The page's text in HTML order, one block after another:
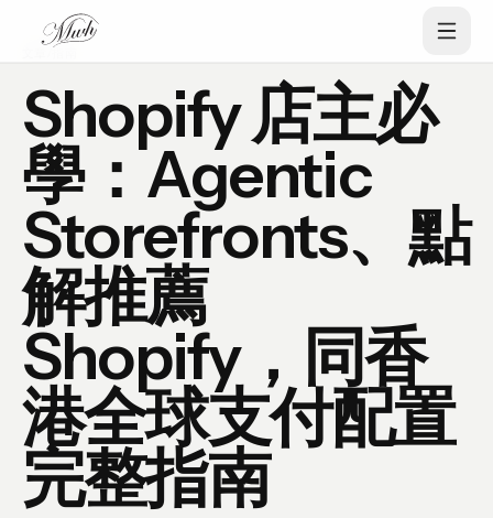
Shopify 店主必
學：Agentic
Storefronts、點
解推薦
Shopify，同香
港全球支付配置
完整指南